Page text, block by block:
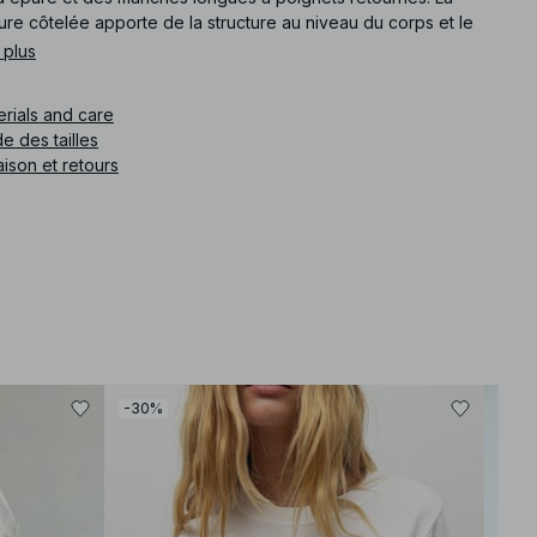
côtelée apporte de la structure au niveau du corps et le
de l’ourlet pour une finition raffinée. Minimaliste et moderne
article:1100-009617-1260
and care
des tailles
et retours
-30%